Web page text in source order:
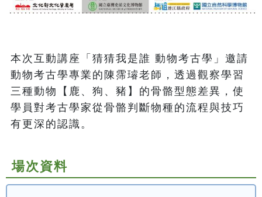
本次互動講座「猜猜我是誰 動物考古學」邀請
動物考古學專業的陳霈璿老師，透過觀察學習
三種動物【鹿、狗、豬】的骨骼型態差異，使
學員對考古學家從骨骼判斷物種的流程與技巧
有更深的認識。
場次資料